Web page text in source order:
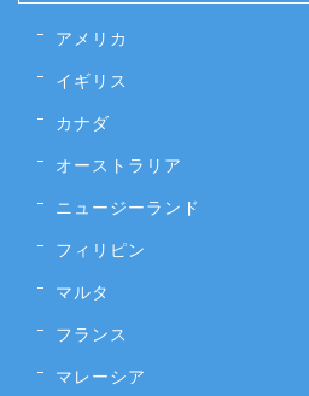
アメリカ
イギリス
カナダ
オーストラリア
ニュージーランド
フィリピン
マルタ
フランス
マレーシア